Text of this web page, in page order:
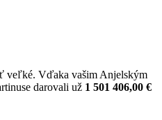
veľké. Vďaka vašim Anjelským
darovali už 1 501 406,00 €